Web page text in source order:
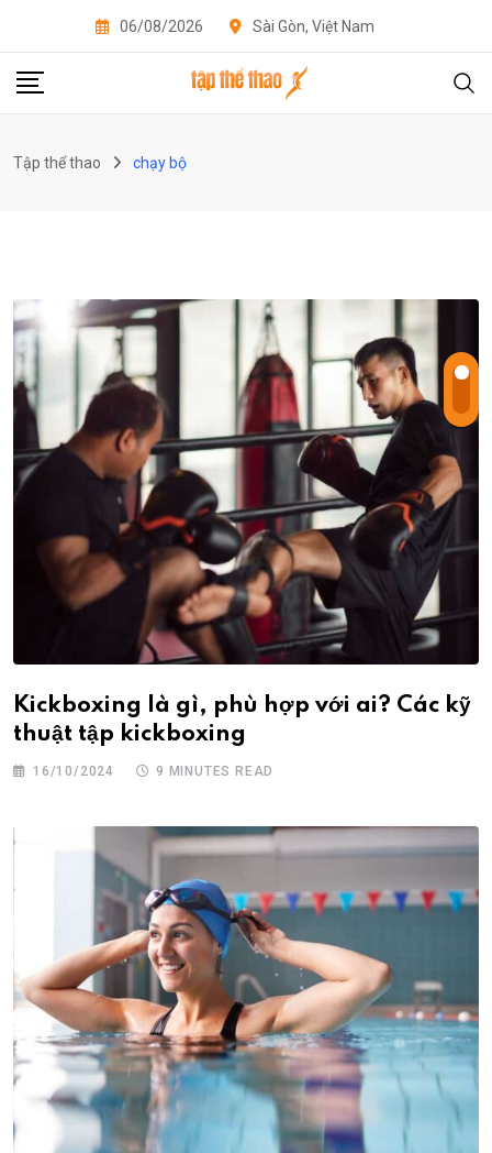
content
06/08/2026 Sài Gòn, Việt Nam
Tập thể thao chạy bộ
Kickboxing là gì, phù hợp với ai? Các kỹ
thuật tập kickboxing
16/10/2024 9 MINUTES READ